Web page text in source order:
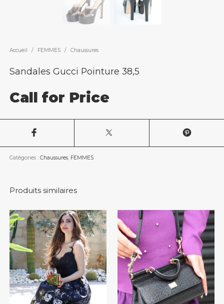
Accueil / FEMMES / Chaussures
Sandales Gucci Pointure 38,5
Call for Price
Catégories : Chaussures, FEMMES
Produits similaires